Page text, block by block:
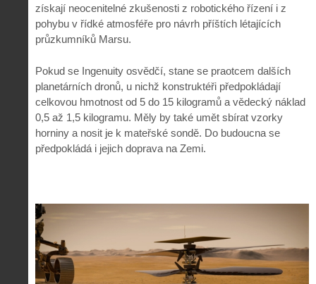
získají neocenitelné zkušenosti z robotického řízení i z
pohybu v řídké atmosféře pro návrh příštích létajících
průzkumníků Marsu.
Pokud se Ingenuity osvědčí, stane se praotcem dalších
planetárních dronů, u nichž konstruktéři předpokládají
celkovou hmotnost od 5 do 15 kilogramů a vědecký náklad
0,5 až 1,5 kilogramu. Měly by také umět sbírat vzorky
horniny a nosit je k mateřské sondě. Do budoucna se
předpokládá i jejich doprava na Zemi.